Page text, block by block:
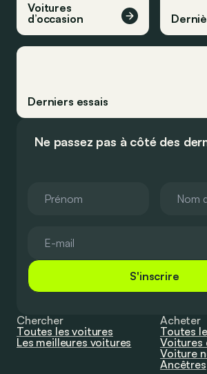
Voitures
d’occasion
Derniers essais
Ne passez pas à côté des
S'inscrire
Chercher
Toutes les voitures
Les meilleures voitures
Acheter
Toutes
Voitures
Voiture
Ancêtres